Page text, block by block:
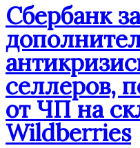
Сбербанк
селлеров,
от ЧП на
Wildberries